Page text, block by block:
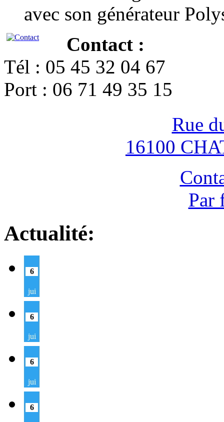
avec son générateur
Contact :
Tél : 05 45 32 04 67
Port : 06 71 49 35 15
Rue
16100
Par
Actualité:
6
jui
6
jui
6
jui
6